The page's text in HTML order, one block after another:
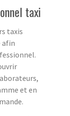
taxi
taxis
afin
et en